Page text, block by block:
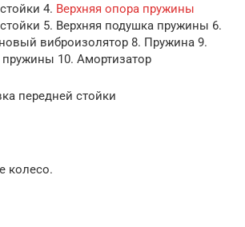
4. Верхняя опора пружины
5. Верхняя подушка пружины 6.
виброизолятор 8. Пружина 9.
10. Амортизатор
передней стойки
колесо.